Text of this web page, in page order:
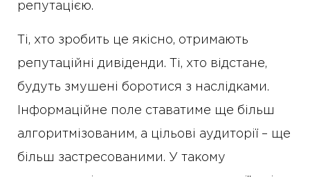
репутацією.
Ті, хто зробить це якісно, отримають
репутаційні дивіденди. Ті, хто відстане,
будуть змушені боротися з наслідками.
Інформаційне поле ставатиме ще більш
алгоритмізованим, а цільові аудиторії – ще
більш застресованими. У такому